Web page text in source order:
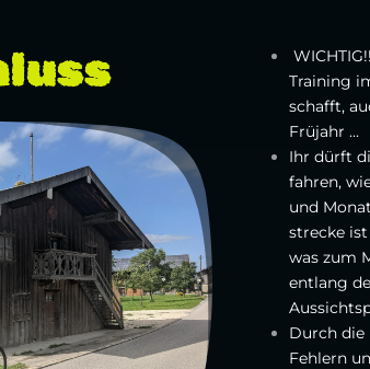
Training
schafft,
Früjahr ...
Ihr dürft
fahren,
und
strecke
was zum
entlang
Durch die
Fehlern